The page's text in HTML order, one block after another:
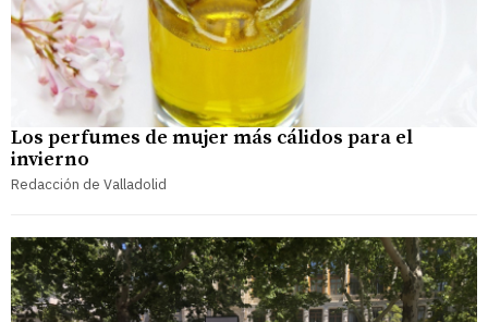
Los perfumes de mujer más cálidos para el
invierno
Redacción de Valladolid